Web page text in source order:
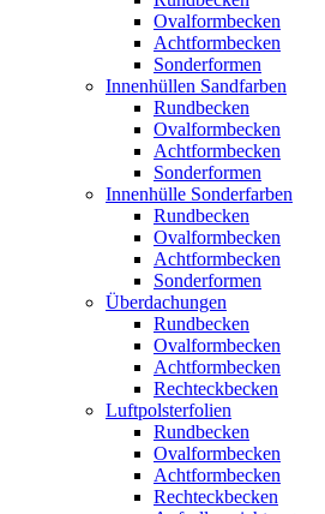
Ovalformbecken
Achtformbecken
Sonderformen
Innenhüllen Sandfarben
Rundbecken
Ovalformbecken
Achtformbecken
Sonderformen
Innenhülle Sonderfarben
Rundbecken
Ovalformbecken
Achtformbecken
Sonderformen
Überdachungen
Rundbecken
Ovalformbecken
Achtformbecken
Rechteckbecken
Luftpolsterfolien
Rundbecken
Ovalformbecken
Achtformbecken
Rechteckbecken